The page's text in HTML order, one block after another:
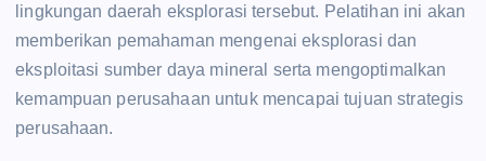
lingkungan daerah eksplorasi tersebut. Pelatihan ini akan
memberikan pemahaman mengenai eksplorasi dan
eksploitasi sumber daya mineral serta mengoptimalkan
kemampuan perusahaan untuk mencapai tujuan strategis
perusahaan.